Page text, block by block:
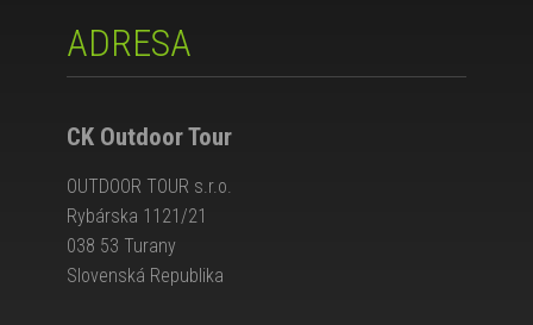
ADRESA
CK Outdoor Tour
OUTDOOR TOUR s.r.o.
Rybárska 1121/21
038 53 Turany
Slovenská Republika